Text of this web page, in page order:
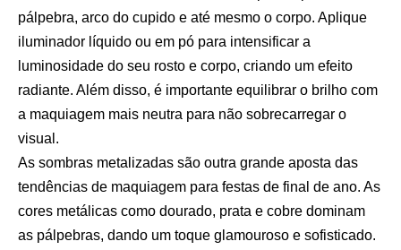
pálpebra, arco do cupido e até mesmo o corpo. Aplique
iluminador líquido ou em pó para intensificar a
luminosidade do seu rosto e corpo, criando um efeito
radiante. Além disso, é importante equilibrar o brilho com
a maquiagem mais neutra para não sobrecarregar o
visual.
As sombras metalizadas são outra grande aposta das
tendências de maquiagem para festas de final de ano. As
cores metálicas como dourado, prata e cobre dominam
as pálpebras, dando um toque glamouroso e sofisticado.